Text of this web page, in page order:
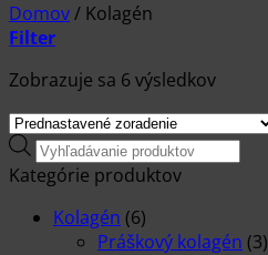
Domov/ Kolagén
Filter
Zobrazuje sa 6 výsledkov
Products
search
Kategórie produktov
Kolagén (6)
Práškový kolagén (3)